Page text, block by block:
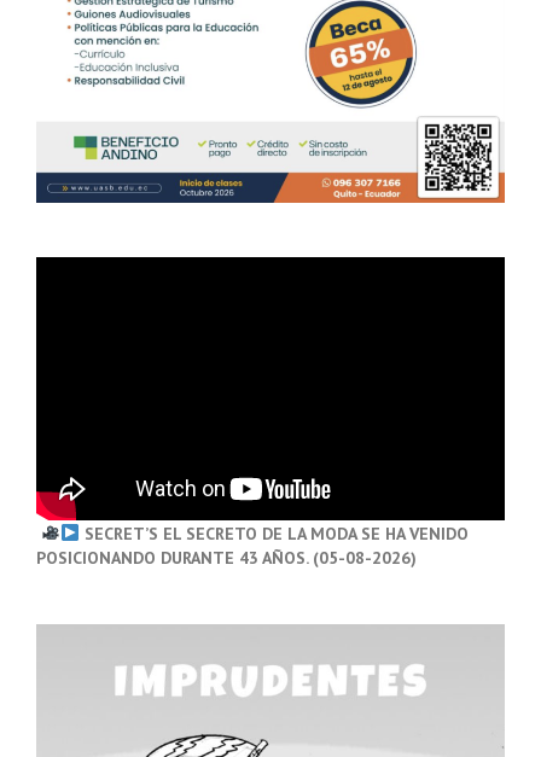
SECRET’S EL SECRETO DE LA MODA SE HA VENIDO
POSICIONANDO DURANTE 43 AÑOS. (05-08-2026)